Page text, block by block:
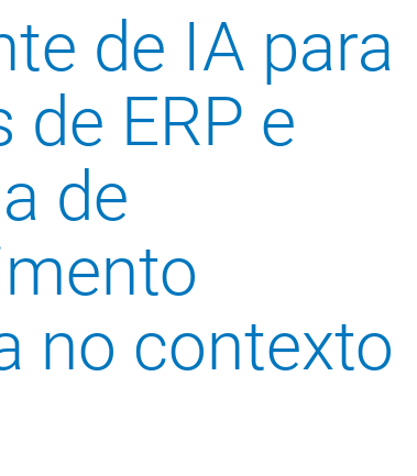
de IA para
de ERP e
de
no contexto